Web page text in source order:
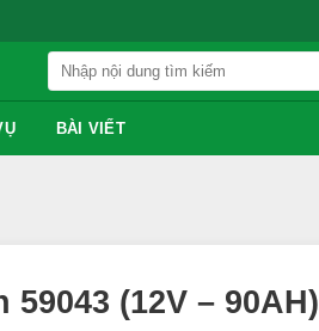
Tìm
kiếm:
BÀI VIẾT
(12V – 90AH)